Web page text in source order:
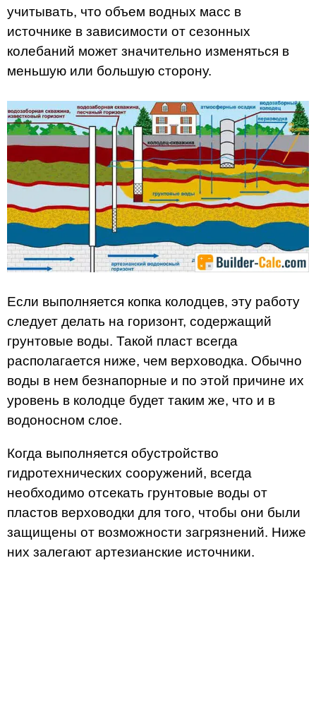
учитывать, что объем водных масс в
источнике в зависимости от сезонных
колебаний может значительно изменяться в
меньшую или большую сторону.
Если выполняется копка колодцев, эту работу
следует делать на горизонт, содержащий
грунтовые воды. Такой пласт всегда
располагается ниже, чем верховодка. Обычно
воды в нем безнапорные и по этой причине их
уровень в колодце будет таким же, что и в
водоносном слое.
Когда выполняется обустройство
гидротехнических сооружений, всегда
необходимо отсекать грунтовые воды от
пластов верховодки для того, чтобы они были
защищены от возможности загрязнений. Ниже
них залегают артезианские источники.